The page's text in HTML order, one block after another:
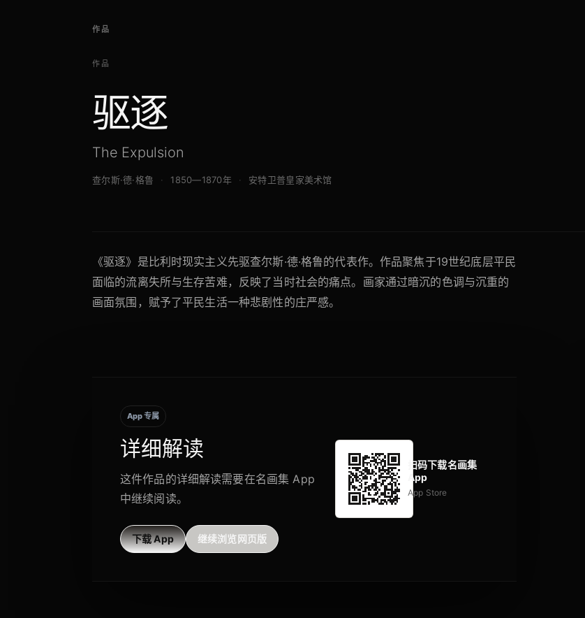
作品
作品
驱逐
The Expulsion
查尔斯·德·格鲁 1850—1870年 安特卫普皇家美术馆
《驱逐》是比利时现实主义先驱查尔斯·德·格鲁的代表作。作品聚焦于19世纪底层平民
面临的流离失所与生存苦难，反映了当时社会的痛点。画家通过暗沉的色调与沉重的
画面氛围，赋予了平民生活一种悲剧性的庄严感。
App 专属
详细解读
这件作品的详细解读需要在名画集 App
中继续阅读。
下载 App 继续浏览网页版
扫码下载名画集
App
App Store